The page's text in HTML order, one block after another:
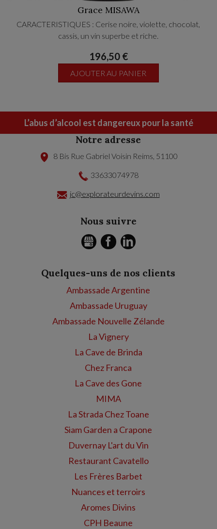
Grace MISAWA
CARACTERISTIQUES : Cerise noire, violette, chocolat,
cassis, un vin superbe et riche.
196,50 €
AJOUTER AU PANIER
L’abus d’alcool est dangereux pour la santé
Notre adresse
8 Bis Rue Gabriel Voisin Reims, 51100
33633074978
jc@explorateurdevins.com
Nous suivre
GMB FACEBOOK
Quelques-uns de nos clients
Ambassade Argentine
Ambassade Uruguay
Ambassade Nouvelle Zélande
La Vignery
La Cave de Brinda
Chez Franca
La Cave des Gone
MIMA
La Strada Chez Toane
Siam Garden a Crapone
Duvernay L'art du Vin
Restaurant Cavatello
Les Frères Barbet
Nuances et terroirs
Aromes Divins
CPH Beaune